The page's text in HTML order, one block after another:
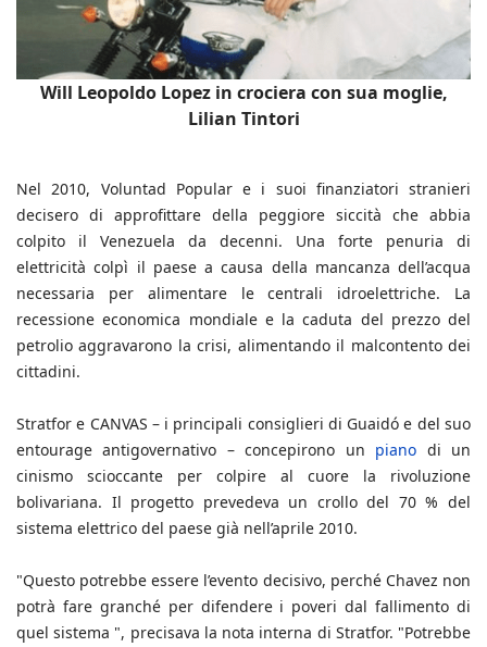
Will Leopoldo Lopez in crociera con sua moglie,
Lilian Tintori
Nel 2010, Voluntad Popular e i suoi finanziatori stranieri
decisero di approfittare della peggiore siccità che abbia
colpito il Venezuela da decenni. Una forte penuria di
elettricità colpì il paese a causa della mancanza dell’acqua
necessaria per alimentare le centrali idroelettriche. La
recessione economica mondiale e la caduta del prezzo del
petrolio aggravarono la crisi, alimentando il malcontento dei
cittadini.
Stratfor e CANVAS – i principali consiglieri di Guaidó e del suo
entourage antigovernativo – concepirono un piano di un
cinismo scioccante per colpire al cuore la rivoluzione
bolivariana. Il progetto prevedeva un crollo del 70 % del
sistema elettrico del paese già nell’aprile 2010.
"Questo potrebbe essere l’evento decisivo, perché Chavez non
potrà fare granché per difendere i poveri dal fallimento di
quel sistema ", precisava la nota interna di Stratfor. "Potrebbe